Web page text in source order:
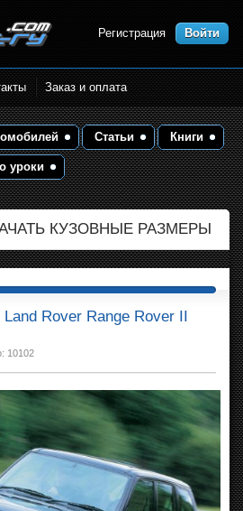
Регистрация Войти
Заказ и оплата
Статьи Книги
уроки
КУЗОВНЫЕ РАЗМЕРЫ
Rover Range Rover II
10102